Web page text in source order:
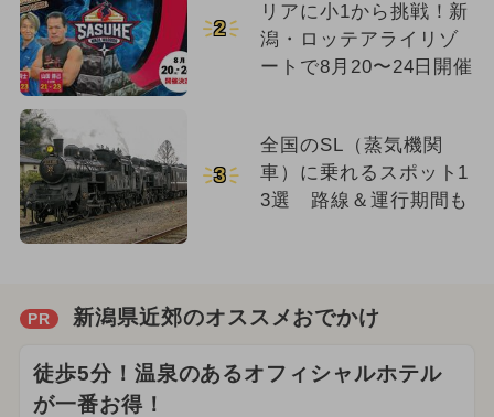
2
リアに小1から挑戦！新
潟・ロッテアライリゾ
ートで8月20〜24日開催
3
全国のSL（蒸気機関
車）に乗れるスポット1
3選 路線＆運行期間も
PR 新潟県近郊のオススメおでかけ
徒歩5分！温泉のあるオフィシャルホテル
が一番お得！